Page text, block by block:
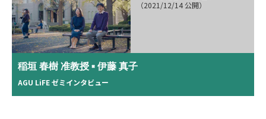
（2021/12/14 公開）
稲垣 春樹 准教授 × 伊藤 真子
AGU LiFE ゼミインタビュー